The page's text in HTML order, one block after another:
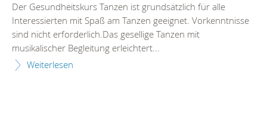
Der Gesundheitskurs Tanzen ist grundsätzlich für alle
Interessierten mit Spaß am Tanzen geeignet. Vorkenntnisse
sind nicht erforderlich.Das gesellige Tanzen mit
musikalischer Begleitung erleichtert...
Weiterlesen